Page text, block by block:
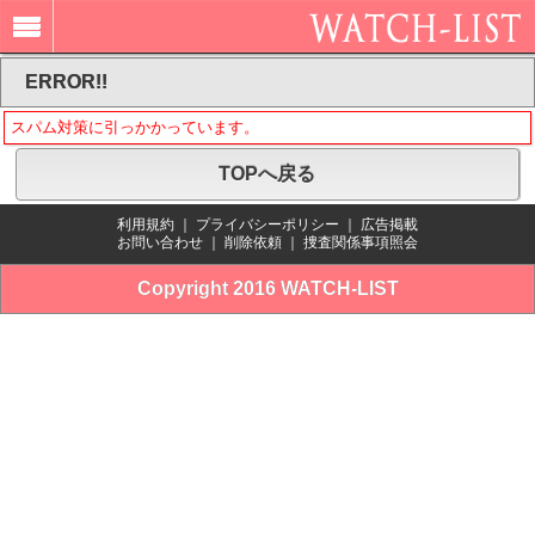
ERROR!!
スパム対策に引っかかっています。
TOPへ戻る
利用規約 プライバシーポリシー
広告掲載
お問い合わせ
削除依頼 捜査関係事項照会
Copyright 2016 WATCH-LIST